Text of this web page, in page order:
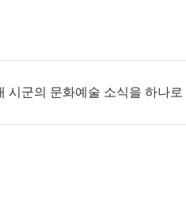
시군의 문화예술 소식을 하나